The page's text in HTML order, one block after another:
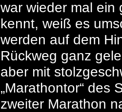
war wieder mal ein
kennt, weiß es
werden auf dem
Rückweg ganz
aber mit
„Marathontor“ des
zweiter Marathon